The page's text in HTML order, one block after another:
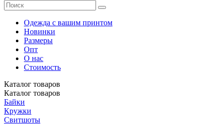
Одежда с вашим принтом
Новинки
Размеры
Опт
О нас
Стоимость
Каталог товаров
Каталог товаров
Байки
Кружки
Свитшоты